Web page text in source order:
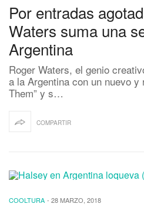
Por entradas
Waters suma una
Argentina
Roger Waters, el genio
a la Argentina con un nuevo y
Them” y s…
COMPARTIR
COOLTURA - 28 MARZO, 2018